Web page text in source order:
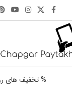
% تخفیف های